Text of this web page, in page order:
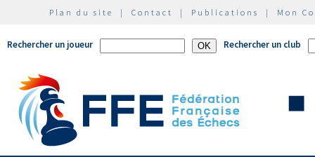
Plan du site | Contact | Publications | Mon
Rechercher un joueur Rechercher un club